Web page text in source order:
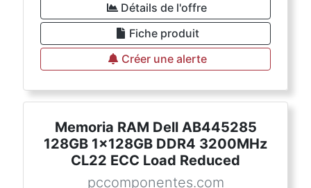
Détails de l'offre
Fiche produit
Créer une alerte
Memoria RAM Dell AB445285
128GB 1x128GB DDR4 3200MHz
CL22 ECC Load Reduced
pccomponentes.com